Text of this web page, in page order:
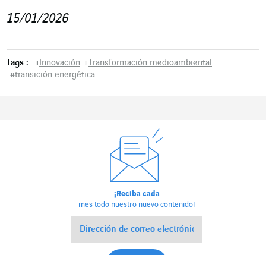
15/01/2026
Tags : #Innovación #Transformación medioambiental
#transición energética
¡Reciba cada
mes todo nuestro nuevo contenido!